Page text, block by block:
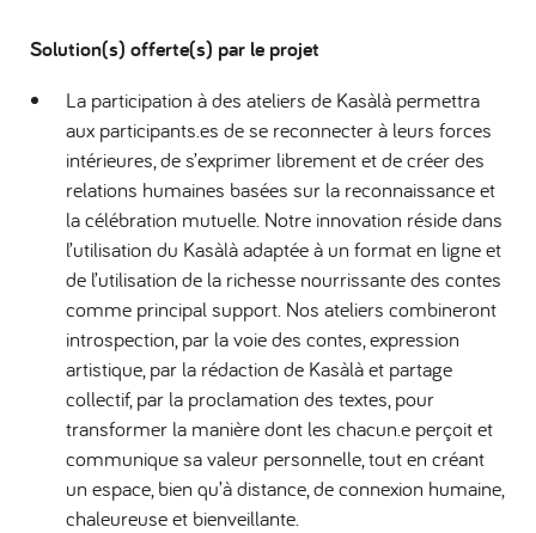
Solution(s) offerte(s) par le projet
La participation à des ateliers de Kasàlà permettra
aux participants.es de se reconnecter à leurs forces
intérieures, de s’exprimer librement et de créer des
relations humaines basées sur la reconnaissance et
la célébration mutuelle. Notre innovation réside dans
l’utilisation du Kasàlà adaptée à un format en ligne et
de l’utilisation de la richesse nourrissante des contes
comme principal support. Nos ateliers combineront
introspection, par la voie des contes, expression
artistique, par la rédaction de Kasàlà et partage
collectif, par la proclamation des textes, pour
transformer la manière dont les chacun.e perçoit et
communique sa valeur personnelle, tout en créant
un espace, bien qu’à distance, de connexion humaine,
chaleureuse et bienveillante.